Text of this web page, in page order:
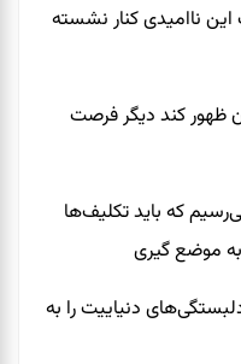
ناامیدی کنار نشسته
ظهور کند دیگر فرصت
که باید تکلیف‌ها
موضع گیری
دنیاییت را به